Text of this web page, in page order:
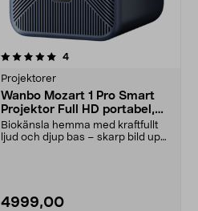
4recensioner
Projektorer
Wanbo Mozart 1 Pro Smart
Projektor Full HD portabel,
2025
Biokänsla hemma med kraftfullt
ljud och djup bas – skarp bild upp
4999,00
4.0 av 5 stjärnor